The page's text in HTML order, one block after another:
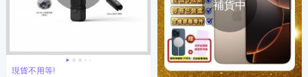
現貨不用等!
補貨中